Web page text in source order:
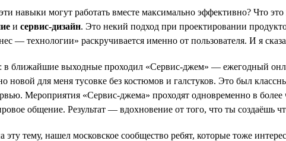
навыки могут работать вместе максимально эффективно? Что
и сервис-дизайн. Это некий подход при проектировании
— технологии» раскручивается именно от пользователя. И я
в ближайшие выходные проходил «Сервис-джем» — ежегодный
новой для меня тусовке без костюмов и галстуков. Это был
Мероприятия «Сервис-джема» проходят одновременно в
общение. Результат — вдохновение от того, что ты создаёшь
эту тему, нашел московское сообщество ребят, которые тоже